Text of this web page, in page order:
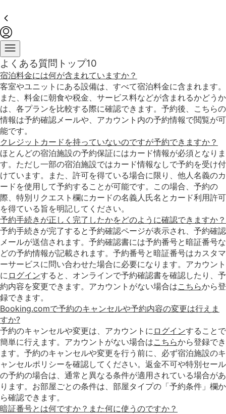
よくある質問トップ10
宿泊料金には何が含まれていますか？
り
た
た
み
ま
し
た
示
し
ま
し
た
客室やユニットにある設備は、すべて宿泊料金に含まれます。
また、料金に朝食や税金、サービス料などが含まれるかどうか
は、各プランを比較する際に確認できます。予約後、こちらの
情報は予約確認メールや、アカウント内の予約情報で閲覧が可
能です。
クレジットカードを持っていないのですが予約できますか？
り
た
た
み
ま
し
た
示
し
ま
し
た
ほとんどの宿泊施設の予約保証にはカード情報が必須となりま
す。ただし一部の宿泊施設ではカード情報なしで予約を受け付
けています。また、許可を得ている場合に限り、他人名義のカ
ードを使用して予約することが可能です。この場合、予約の
際、特別リクエスト欄にカードの名義人氏名とカード利用許可
を得ている旨を明記してください。
予約手続きが正しく完了したかをどのように確認できますか？
り
た
た
み
ま
し
た
示
し
ま
し
た
予約手続きが完了すると予約確認ページが表示され、予約確認
メールが送信されます。予約確認書には予約番号と暗証番号な
どの予約情報が記載されます。予約番号と暗証番号はカスタマ
ーサービスに問い合わせた場合に必要になります。アカウント
に ログインすると、オンラインで予約確認書を確認したり、予
約内容を変更できます。アカウントがない場合はこちらから登
録できます。
Booking.comで予約のキャンセルや予約内容の変更は行えま
すか?
り
た
た
み
ま
し
た
示
し
ま
し
た
予約のキャンセルや変更は、アカウントに ログインすることで
簡単に行えます。アカウントがない場合はこちらから登録でき
ます。予約のキャンセルや変更を行う前に、必ず宿泊施設のキ
ャンセルポリシーを確認してください。返金不可や特別セール
の予約の場合は、通常と異なる条件が適用されている場合があ
ります。お部屋ごとの条件は、部屋タイプの「予約条件」欄か
ら確認できます。
暗証番号とは何ですか？また何に使うのですか？
り
た
た
み
ま
し
た
示
し
ま
し
た
り
た
た
み
ま
し
た
示
し
ま
し
た
り
た
た
み
ま
し
た
示
し
ま
し
た
り
た
た
み
ま
し
た
示
し
ま
し
た
り
た
た
み
ま
し
た
示
し
ま
し
た
り
た
た
み
ま
し
た
示
し
ま
し
た